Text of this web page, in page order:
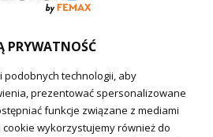
PRYWATNOŚĆ
podobnych technologii, aby
prezentować spersonalizowane
funkcje związane z mediami
cookie wykorzystujemy również do